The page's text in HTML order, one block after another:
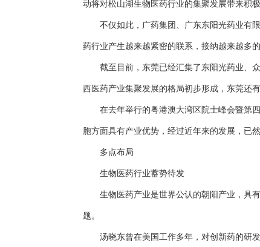
动将对松山湖生物医药行业的集聚发展带来积极
不仅如此，广药集团、广东东阳光药业有限
药行业产生越来越紧密的联系，接纳越来越多
截至目前，东莞已经汇集了东阳光药业、众
西医药产业集聚发展的格局初步形成，东莞还
在去年举行的粤港澳大湾区院士峰会暨第四
胞方面具有产业优势，经过近年来的发展，已
多点布局
生物医药行业蓄势待发
生物医药产业是世界公认的朝阳产业，具有
题。
汤晓东曾在美国工作多年，对创新药的研发